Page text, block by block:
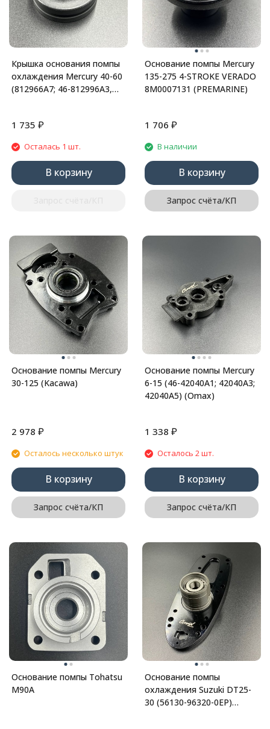
Крышка основания помпы
охлаждения Mercury 40-60
(812966A7; 46-812996A3,
1 735 ₽
Осталась 1 шт.
В корзину
Основание помпы Mercury
135-275 4-STROKE VERADO
8M0007131 (PREMARINE)
1 706 ₽
В наличии
В корзину
Запрос счёта/КП
Основание помпы Mercury
30-125 (Kacawa)
2 978 ₽
Осталось несколько штук
В корзину
Запрос счёта/КП
Основание помпы Mercury
6-15 (46-42040A1; 42040A3;
42040A5) (Omax)
1 338 ₽
Осталось 2 шт.
В корзину
Запрос счёта/КП
Основание помпы Tohatsu
M90A
Основание помпы
охлаждения Suzuki DT25-
30 (56130-96320-0EP)